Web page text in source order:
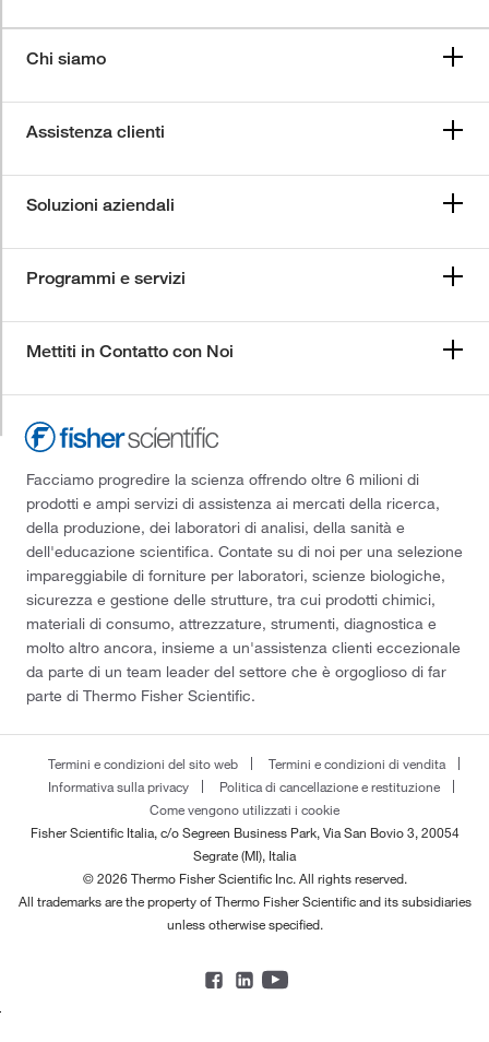
Chi siamo
Assistenza clienti
Soluzioni aziendali
Programmi e servizi
Mettiti in Contatto con Noi
Facciamo progredire la scienza offrendo oltre 6 milioni di
prodotti e ampi servizi di assistenza ai mercati della ricerca,
della produzione, dei laboratori di analisi, della sanità e
dell'educazione scientifica. Contate su di noi per una selezione
impareggiabile di forniture per laboratori, scienze biologiche,
sicurezza e gestione delle strutture, tra cui prodotti chimici,
materiali di consumo, attrezzature, strumenti, diagnostica e
molto altro ancora, insieme a un'assistenza clienti eccezionale
da parte di un team leader del settore che è orgoglioso di far
parte di Thermo Fisher Scientific.
Termini e condizioni del sito web
Termini e condizioni di vendita
Informativa sulla privacy
Politica di cancellazione e restituzione
Come vengono utilizzati i cookie
Fisher Scientific Italia, c/o Segreen Business Park, Via San Bovio 3, 20054
Segrate (MI), Italia
© 2026 Thermo Fisher Scientific Inc. All rights reserved.
All trademarks are the property of Thermo Fisher Scientific and its subsidiaries
unless otherwise specified.